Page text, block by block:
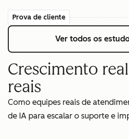
Prova de cliente
Ver todos os
Crescimento
reais
Como equipes reais de
de IA para escalar o suporte e